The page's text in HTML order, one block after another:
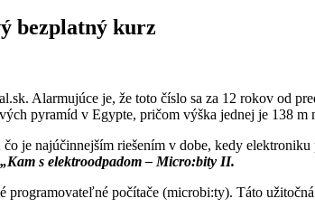
bezplatný kurz
Alarmujúce je, že toto číslo sa za 12 rokov od
pyramíd v Egypte, pričom výška jednej je 138 m
je najúčinnejším riešením v dobe, kedy
„Kam s elektroodpadom – Micro:bity II.
počítače (microbi:ty). Táto